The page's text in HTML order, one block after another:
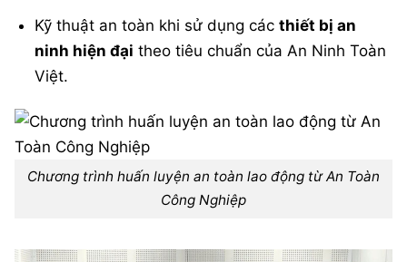
Kỹ thuật an toàn khi sử dụng cácthiết bị an
ninh hiện đại theo tiêu chuẩn của An Ninh Toàn
Việt.
Chương trình huấn luyện an toàn lao động từ An Toàn
Công Nghiệp